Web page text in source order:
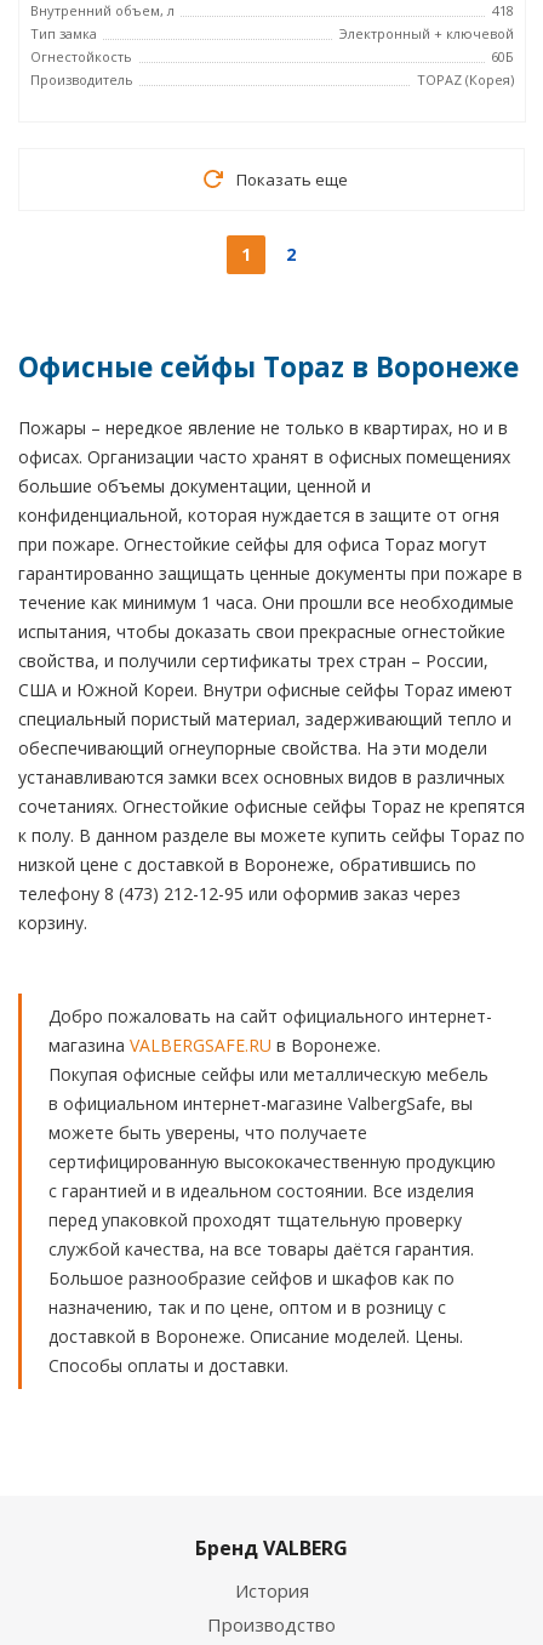
Внутренний объем, л
418
Тип замка
Электронный + ключевой
Огнестойкость
60Б
Производитель
TOPAZ (Корея)
Показать еще
1 2
Офисные сейфы Topaz в Воронеже
Пожары – нередкое явление не только в квартирах, но и в
офисах. Организации часто хранят в офисных помещениях
большие объемы документации, ценной и
конфиденциальной, которая нуждается в защите от огня
при пожаре. Огнестойкие сейфы для офиса Topaz могут
гарантированно защищать ценные документы при пожаре в
течение как минимум 1 часа. Они прошли все необходимые
испытания, чтобы доказать свои прекрасные огнестойкие
свойства, и получили сертификаты трех стран – России,
США и Южной Кореи. Внутри офисные сейфы Topaz имеют
специальный пористый материал, задерживающий тепло и
обеспечивающий огнеупорные свойства. На эти модели
устанавливаются замки всех основных видов в различных
сочетаниях. Огнестойкие офисные сейфы Topaz не крепятся
к полу. В данном разделе вы можете купить сейфы Topaz по
низкой цене с доставкой в Воронеже, обратившись по
телефону 8 (473) 212-12-95 или оформив заказ через
корзину.
Добро пожаловать на сайт официального интернет-
магазина VALBERGSAFE.RU в Воронеже.
Покупая офисные сейфы или металлическую мебель
в официальном интернет-магазине ValbergSafe, вы
можете быть уверены, что получаете
сертифицированную высококачественную продукцию
с гарантией и в идеальном состоянии. Все изделия
перед упаковкой проходят тщательную проверку
службой качества, на все товары даётся гарантия.
Большое разнообразие сейфов и шкафов как по
назначению, так и по цене, оптом и в розницу с
доставкой в Воронеже. Описание моделей. Цены.
Способы оплаты и доставки.
Бренд VALBERG
История
Производство